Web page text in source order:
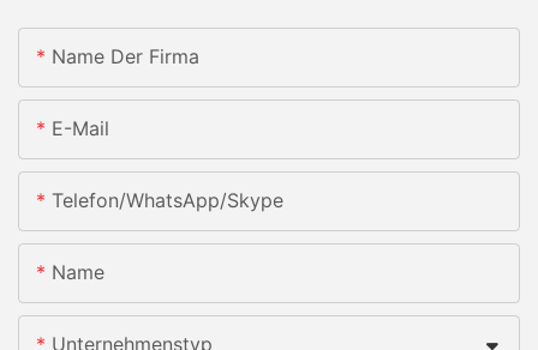
Name Der Firma
E-Mail
Telefon/WhatsApp/Skype
Name
Unternehmenstyp